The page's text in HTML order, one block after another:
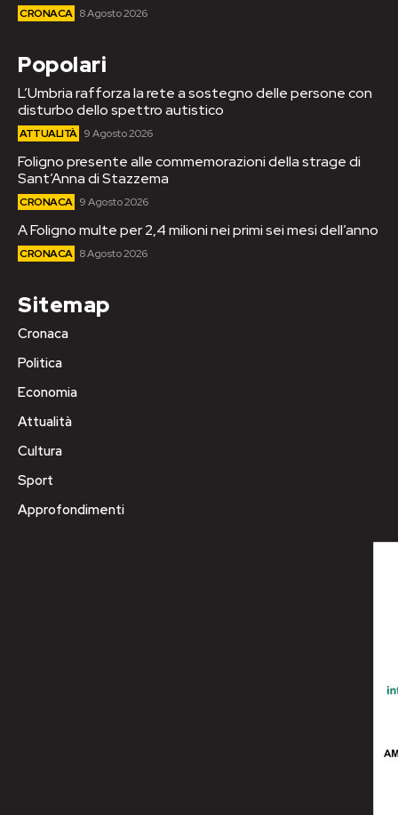
CRONACA 8 Agosto 2026
Popolari
L’Umbria rafforza la rete a sostegno delle persone con
disturbo dello spettro autistico
ATTUALITÀ 9 Agosto 2026
Foligno presente alle commemorazioni della strage di
Sant’Anna di Stazzema
CRONACA 9 Agosto 2026
A Foligno multe per 2,4 milioni nei primi sei mesi dell’anno
CRONACA 8 Agosto 2026
Sitemap
Cronaca
Politica
Economia
Attualità
Cultura
Sport
Approfondimenti